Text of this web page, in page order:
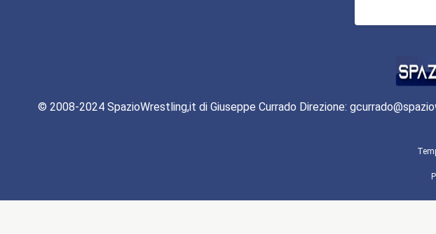
© 2008-2024 SpazioWrestling,it di Giuseppe Currado Direzione: